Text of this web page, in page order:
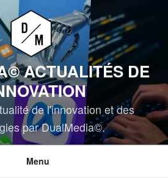
ACTUALITÉS DE
de l'innovation et des
par DualMedia©.
Menu